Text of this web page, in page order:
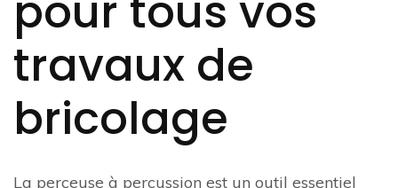
travaux de
bricolage
La perceuse à percussion est un outil essentiel